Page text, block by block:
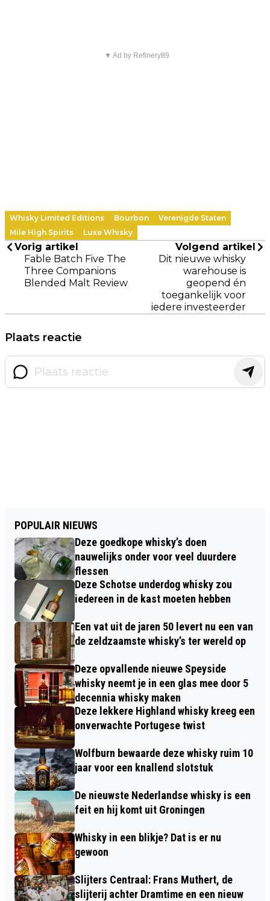
▼ Ad by Refinery89
Whisky Limited Editions Bourbon
Verenigde Staten
Mile High Spirits
Luxe Whisky
Vorig artikel
Fable Batch Five The
Three Companions
Blended Malt Review
Volgend artikel
Dit nieuwe whisky
warehouse is
geopend én
toegankelijk voor
iedere investeerder
Plaats reactie
POPULAIR NIEUWS
Deze goedkope whisky’s doen
nauwelijks onder voor veel duurdere
flessen
Deze Schotse underdog whisky zou
iedereen in de kast moeten hebben
Een vat uit de jaren 50 levert nu een van
de zeldzaamste whisky’s ter wereld op
Deze opvallende nieuwe Speyside
whisky neemt je in een glas mee door 5
decennia whisky maken
Deze lekkere Highland whisky kreeg een
onverwachte Portugese twist
Wolfburn bewaarde deze whisky ruim 10
jaar voor een knallend slotstuk
De nieuwste Nederlandse whisky is een
feit en hij komt uit Groningen
Whisky in een blikje? Dat is er nu
gewoon
Slijters Centraal: Frans Muthert, de
slijterij achter Dramtime en een nieuw